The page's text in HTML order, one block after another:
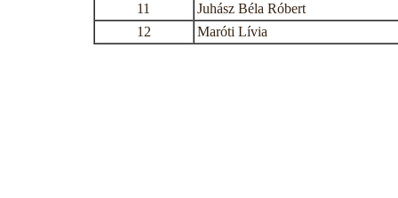
11
Juhász Béla Róbert
12
Maróti Lívia